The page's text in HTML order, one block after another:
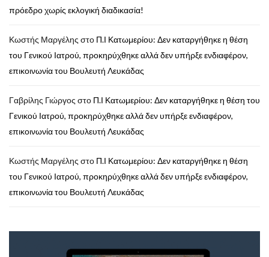
πρόεδρο χωρίς εκλογική διαδικασία!
Κωστής Μαργέλης στο Π.Ι Κατωμερίου: Δεν καταργήθηκε η θέση
του Γενικού Ιατρού, προκηρύχθηκε αλλά δεν υπήρξε ενδιαφέρον,
επικοινωνία του Βουλευτή Λευκάδας
Γαβρίλης Γιώργος στο Π.Ι Κατωμερίου: Δεν καταργήθηκε η θέση του
Γενικού Ιατρού, προκηρύχθηκε αλλά δεν υπήρξε ενδιαφέρον,
επικοινωνία του Βουλευτή Λευκάδας
Κωστής Μαργέλης στο Π.Ι Κατωμερίου: Δεν καταργήθηκε η θέση
του Γενικού Ιατρού, προκηρύχθηκε αλλά δεν υπήρξε ενδιαφέρον,
επικοινωνία του Βουλευτή Λευκάδας